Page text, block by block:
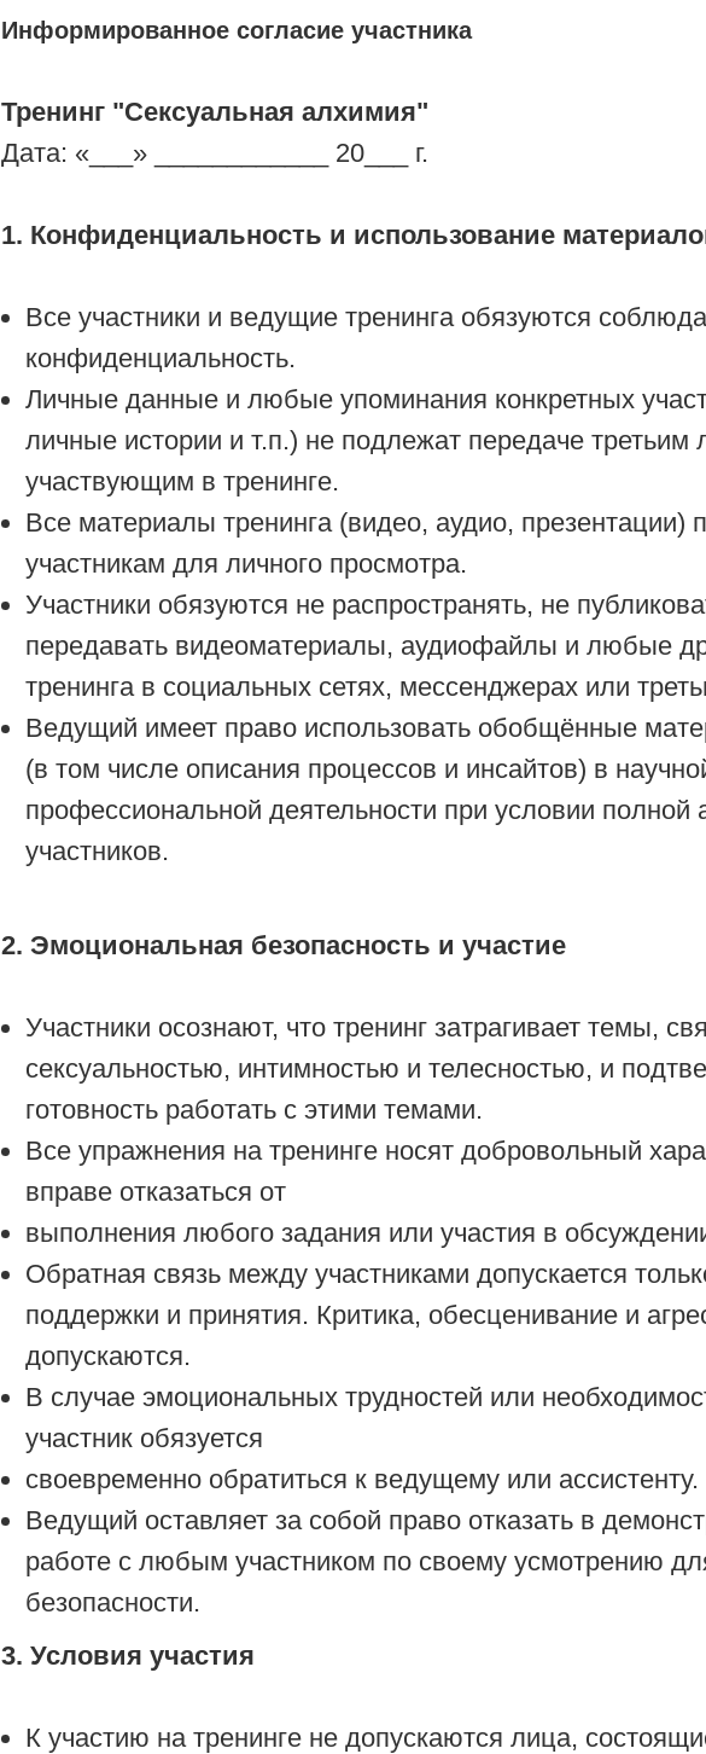
Информированное согласие участника
Тренинг "Сексуальная алхимия"
Дата: «___» ____________ 20___ г.
1. Конфиденциальность и использование
Все участники и ведущие тренинга обязуются
конфиденциальность.
Личные данные и любые упоминания конкретных
личные истории и т.п.) не подлежат передаче третьим
участвующим в тренинге.
Все материалы тренинга (видео, аудио, презентации)
участникам для личного просмотра.
Участники обязуются не распространять, не
передавать видеоматериалы, аудиофайлы и любые
тренинга в социальных сетях, мессенджерах или
Ведущий имеет право использовать обобщённые
(в том числе описания процессов и инсайтов) в
профессиональной деятельности при условии полной
участников.
2. Эмоциональная безопасность и участие
Участники осознают, что тренинг затрагивает темы,
сексуальностью, интимностью и телесностью, и
готовность работать с этими темами.
Все упражнения на тренинге носят добровольный
вправе отказаться от
выполнения любого задания или участия в
Обратная связь между участниками допускается
поддержки и принятия. Критика, обесценивание и
допускаются.
В случае эмоциональных трудностей или
участник обязуется
своевременно обратиться к ведущему или ассистенту.
Ведущий оставляет за собой право отказать в
работе с любым участником по своему усмотрению
безопасности.
3. Условия участия
К участию на тренинге не допускаются лица,